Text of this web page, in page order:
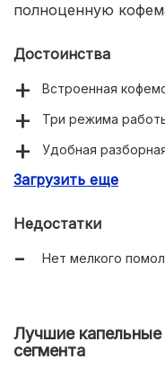
полноценную
Достоинства
Встроенная
Три режима
Удобная
5 цветов корпуса.
Загрузить еще
Недостатки
Нет мелкого
Лучшие капельные
сегмента